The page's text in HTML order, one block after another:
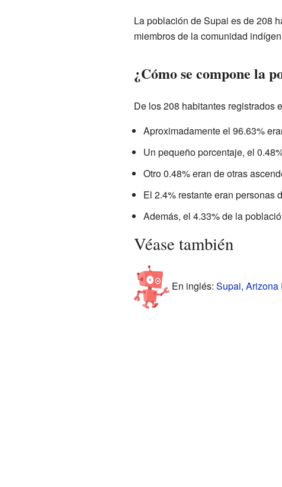
La población de Supai es de 208
miembros de la comunidad
¿Cómo se compone la
De los 208 habitantes registrados
Aproximadamente el 96.63%
Un pequeño porcentaje, el
Otro 0.48% eran de otras
El 2.4% restante eran personas
Además, el 4.33% de la
Véase también
En inglés: Supai, Arizona